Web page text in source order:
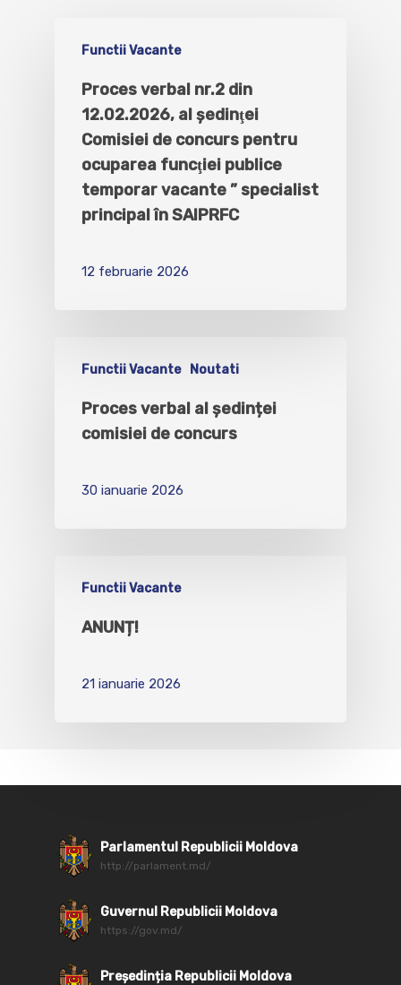
Functii Vacante
Proces verbal nr.2 din
12.02.2026, al şedinţei
Comisiei de concurs pentru
ocuparea funcţiei publice
temporar vacante ” specialist
principal în SAIPRFC
12 februarie 2026
Functii Vacante Noutati
Proces verbal al ședinței
comisiei de concurs
30 ianuarie 2026
Functii Vacante
ANUNȚ!
21 ianuarie 2026
Parlamentul Republicii Moldova
http://parlament.md/
Guvernul Republicii Moldova
https://gov.md/
Președinția Republicii Moldova